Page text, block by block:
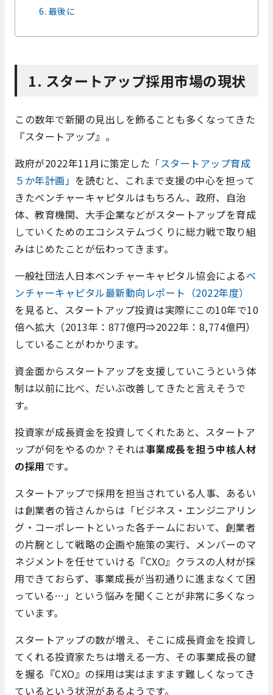
6. 最後に
1. スタートアップ採用市場の現状
この数年で新聞の見出しを飾ることも多くなってきた
『スタートアップ』。
政府が2022年11月に策定した 「スタートアップ育成
５か年計画」 を読むと、これまで支援の中心を担って
きたベンチャーキャピタルはもちろん、政府、自治
体、教育機関、大手企業などがスタートアップを育成
していくためのエコシステムづくりに総力戦で取り組
みはじめたことが伝わってきます。
一般社団法人日本ベンチャーキャピタル協会によるベ
ンチャーキャピタル最新動向レポート（2022年度）
を見ると、スタートアップ投資は実際にこの10年で10
倍へ拡大（2013年：877億円⇒2022年：8,774億円）
していることがわかります。
資金面からスタートアップを支援していこうという体
制は以前に比べ、だいぶ改善してきたと言えそうで
す。
投資家が成長資金を投資してくれたあと、スタートア
ップが何をやるのか？それは事業成長を担う中核人材
の採用です。
スタートアップで採用を担当されている人事、あるい
は創業者の皆さんからは「ビジネス・エンジニアリン
グ・コーポレートといった各チームにおいて、創業者
の片腕として戦略の企画や施策の実行、メンバーのマ
ネジメントを任せていける『CXO』クラスの人材が採
用できておらず、事業成長が当初通りに進まなくて困
っている…」という悩みを聞くことが非常に多くなっ
ています。
スタートアップの数が増え、そこに成長資金を投資し
てくれる投資家たちは増える一方、その事業成長の鍵
を握る『CXO』の採用は実はますます難しくなってき
ているという状況があるようです。